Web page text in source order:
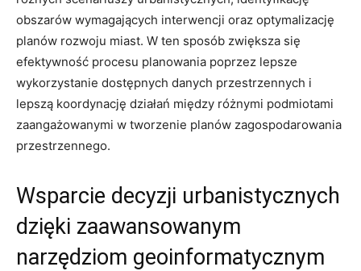
obszarów wymagających interwencji oraz optymalizację
‍planów rozwoju miast. W ten sposób zwiększa się
efektywność procesu planowania poprzez lepsze
wykorzystanie dostępnych danych przestrzennych i
lepszą koordynację działań między różnymi podmiotami
zaangażowanymi w tworzenie planów zagospodarowania
przestrzennego.
Wsparcie decyzji urbanistycznych
dzięki zaawansowanym
narzędziom geoinformatycznym